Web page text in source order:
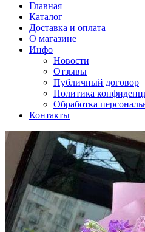
Главная
Каталог
Доставка и оплата
О магазине
Инфо
Новости
Отзывы
Публичный договор
Политика
Обработка
Контакты